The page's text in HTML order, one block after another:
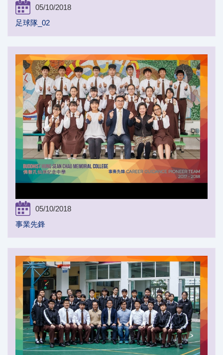
05/10/2018
足球隊_02
05/10/2018
事業先鋒